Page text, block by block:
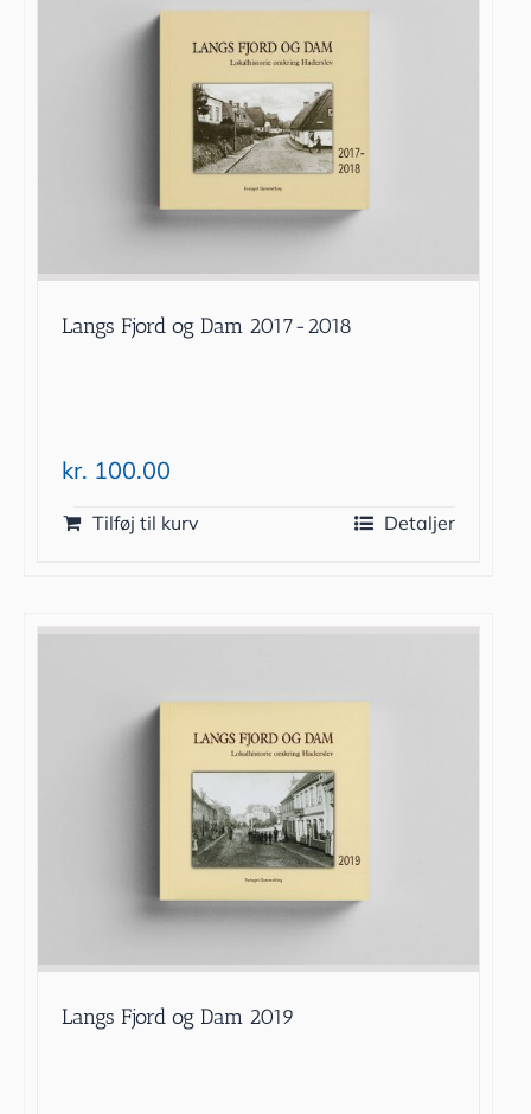
Langs Fjord og Dam 2017-2018
kr. 100.00
Tilføj til kurv Detaljer
Langs Fjord og Dam 2019